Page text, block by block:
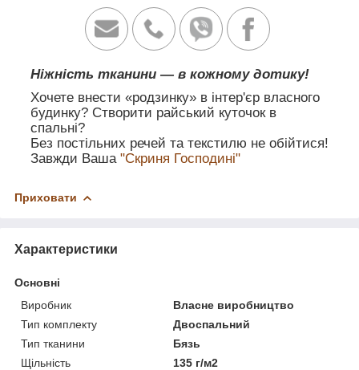
Ніжність тканини — в кожному дотику!
Хочете внести «родзинку» в інтер'єр власного
будинку? Створити райський куточок в
спальні?
Без постільних речей та текстилю не обійтися!
Завжди Ваша "Скриня Господині"
Приховати
Характеристики
Основні
Виробник
Власне виробництво
Тип комплекту
Двоспальний
Тип тканини
Бязь
Щільність
135 г/м2